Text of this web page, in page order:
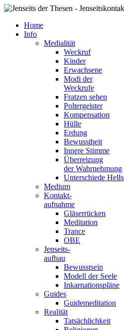
Home
Info
Medialität
Weckruf
Kinder
Erwachsene
Modi der
Weckrufe
Fratzen sehen
Poltergeister
Kompensation
Hülle
Erdung
Bewusstheit
Innere Stimme
Überreizung
der Wahrnehmung
Unterschiede
Medium
Kontakt-
aufnahme
Gläserrücken
Meditation
Trance
OBE
Jenseits-
aufbau
Bewusstsein
Modell der Seele
Inkarnationspläne
Guides
Guidemeditation
Realität
Tatsächlichkeit